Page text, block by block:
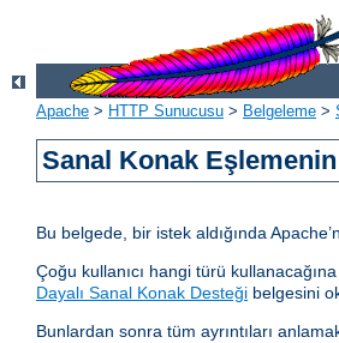
Apache > HTTP Sunucusu > Belgeleme >
Sanal Konak
Bu belgede, bir istek aldığında
Çoğu kullanıcı hangi türü
Dayalı Sanal Konak Desteği belgesini
Bunlardan sonra tüm ayrıntıları